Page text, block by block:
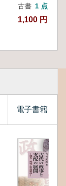
古書 1 点
1,100 円
電子書籍